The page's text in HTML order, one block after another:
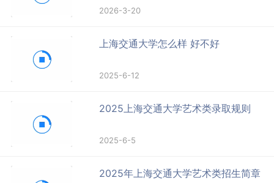
2026-3-20
上海交通大学怎么样 好不好
2025-6-12
2025上海交通大学艺术类录取规则
2025-6-5
2025年上海交通大学艺术类招生简章